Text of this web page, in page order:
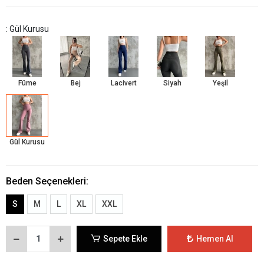
: Gül Kurusu
Füme Bej Lacivert Siyah Yeşil
Gül Kurusu
Beden Seçenekleri:
S M L XL XXL
Sepete Ekle Hemen Al